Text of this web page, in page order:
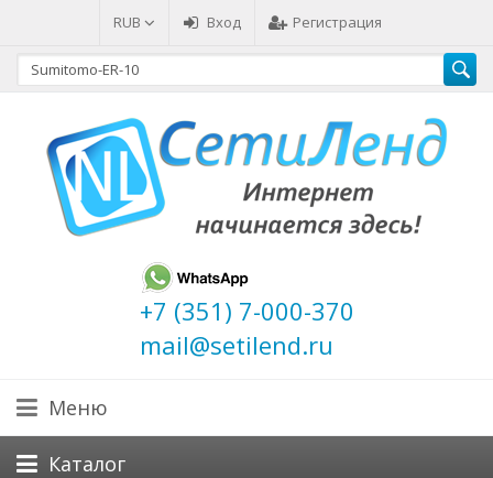
RUB Вход Регистрация
+7 (351) 7-000-370
mail@setilend.ru
Меню
Каталог